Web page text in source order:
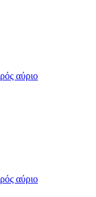
αύριο
αύριο